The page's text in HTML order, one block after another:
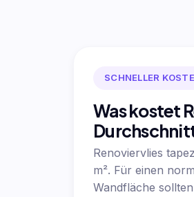
SCHNELLER
Was kostet
Renoviervlies
m². Für einen
Wandfläche